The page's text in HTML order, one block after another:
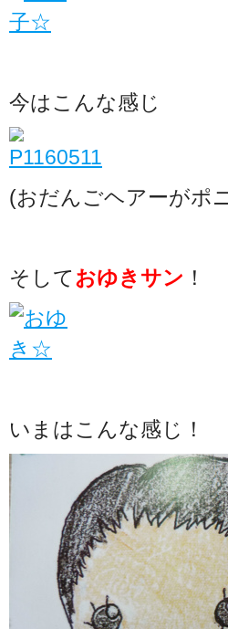
今はこんな感じ
(おだんごヘアーがポ
そして おゆきサン ！
いまはこんな感じ！